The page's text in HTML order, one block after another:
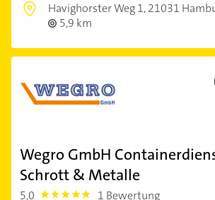
Havighorster Weg 1,21031
5,9 km
Wegro GmbH
Schrott & Metalle
5,0 5.0 1 Bewertung